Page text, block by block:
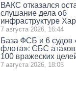
ВАКС отказался
слушание дела об
инфраструктуре
7 августа 2026, 16:44
База ФСБ и 6 судов
флота»: СБС
100 вражеских
7 августа 2026, 18:05